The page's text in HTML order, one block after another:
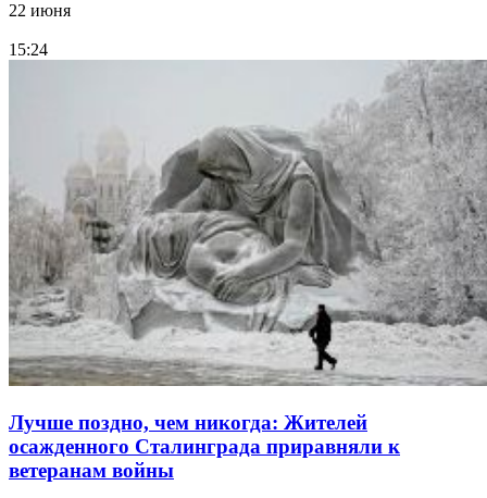
22 июня
15:24
Лучше поздно, чем никогда: Жителей
осажденного Сталинграда приравняли к
ветеранам войны